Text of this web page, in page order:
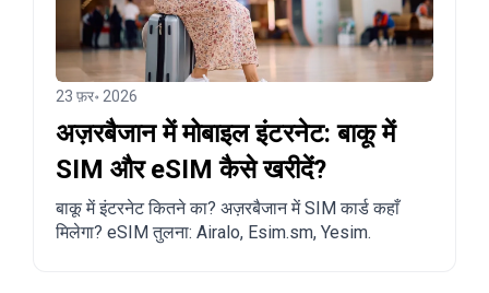
23 फ़र॰ 2026
अज़रबैजान में मोबाइल इंटरनेट: बाकू में
SIM और eSIM कैसे खरीदें?
बाकू में इंटरनेट कितने का? अज़रबैजान में SIM कार्ड कहाँ
मिलेगा? eSIM तुलना: Airalo, Esim.sm, Yesim.